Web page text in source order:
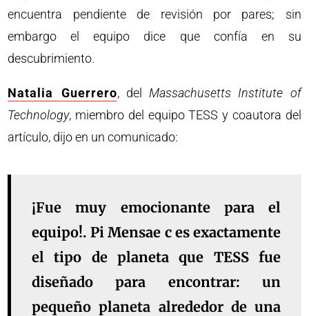
encuentra pendiente de revisión por pares; sin
embargo el equipo dice que confía en su
descubrimiento.
Natalia Guerrero, del Massachusetts Institute of
Technology, miembro del equipo TESS y coautora del
artículo, dijo en un comunicado:
¡Fue muy emocionante para el
equipo!. Pi Mensae c es exactamente
el tipo de planeta que TESS fue
diseñado para encontrar: un
pequeño planeta alrededor de una